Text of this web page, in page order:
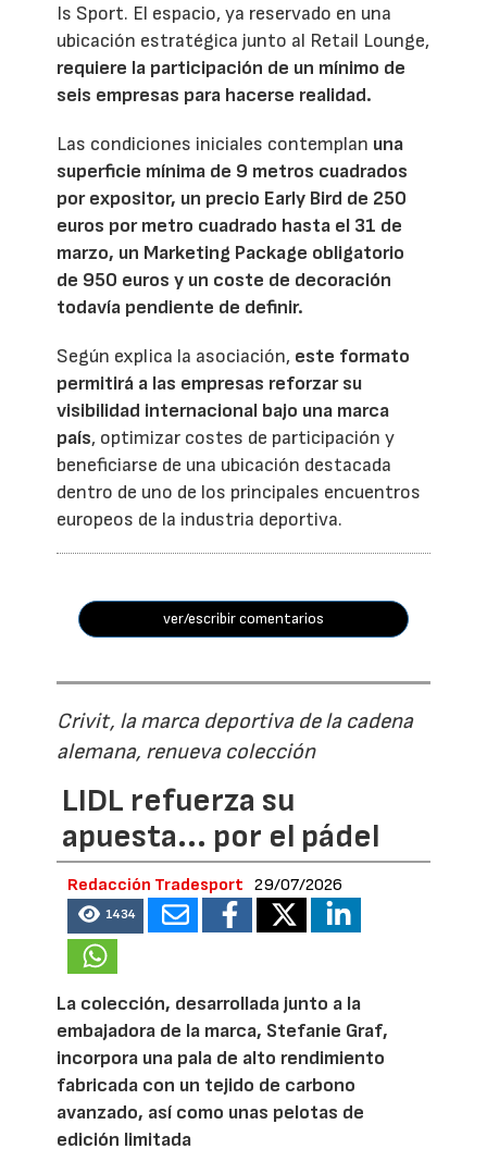
Is Sport. El espacio, ya reservado en una
ubicación estratégica junto al Retail Lounge,
requiere la participación de un mínimo de
seis empresas para hacerse realidad.
Las condiciones iniciales contemplan una
superficie mínima de 9 metros cuadrados
por expositor, un precio Early Bird de 250
euros por metro cuadrado hasta el 31 de
marzo, un Marketing Package obligatorio
de 950 euros y un coste de decoración
todavía pendiente de definir.
Según explica la asociación, este formato
permitirá a las empresas reforzar su
visibilidad internacional bajo una marca
país, optimizar costes de participación y
beneficiarse de una ubicación destacada
dentro de uno de los principales encuentros
europeos de la industria deportiva.
ver/escribir comentarios
Crivit, la marca deportiva de la cadena
alemana, renueva colección
LIDL refuerza su
apuesta... por el pádel
Redacción Tradesport 29/07/2026
1434
La colección, desarrollada junto a la
embajadora de la marca, Stefanie Graf,
incorpora una pala de alto rendimiento
fabricada con un tejido de carbono
avanzado, así como unas pelotas de
edición limitada